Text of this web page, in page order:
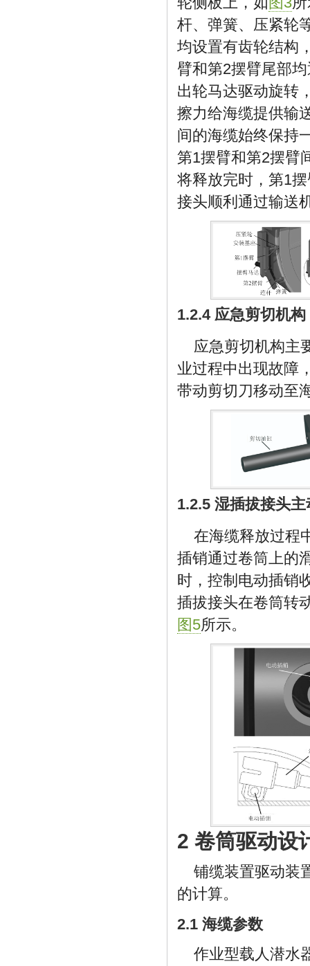
杆、弹簧、压紧轮
均设置有齿轮结构
臂和第2摆臂尾部
出轮马达驱动旋转
擦力给海缆提供输
间的海缆始终保持
第1摆臂和第2摆臂
将释放完时，第1
接头顺利通过输送
1.2.4 应急剪切机构
应急剪切机构主
业过程中出现故障
带动剪切刀移动至
1.2.5 湿插拔接头
在海缆释放过程
插销通过卷筒上的
时，控制电动插销
插拔接头在卷筒转
图5所示。
2 卷筒驱动设
铺缆装置驱动装
的计算。
2.1 海缆参数
作业型载人潜水